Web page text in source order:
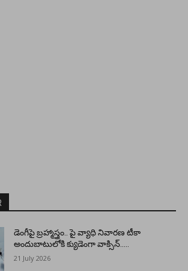
డెంగీపై బ్రహ్మాస్త్రం.. పై వ్యాధి నివారణ టీకా
అందుబాటులోకి క్యుడెంగా వాక్సిన్…..
21 July 2026